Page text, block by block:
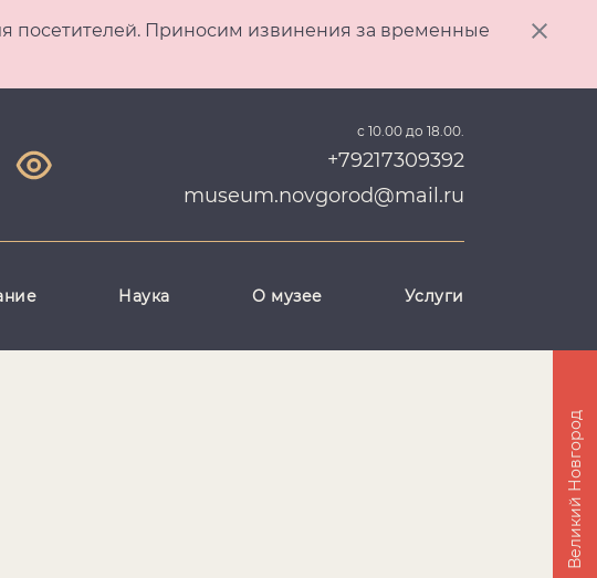
посетителей. Приносим извинения за временные
с 10.00 до 18.00.
+79217309392
museum.novgorod@mail.ru
Наука О музее Услуги
Великий Новгород